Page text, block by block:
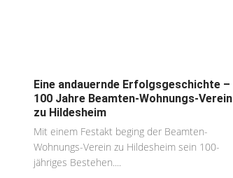
Eine andauernde Erfolgsgeschichte –
100 Jahre Beamten-Wohnungs-Verein
zu Hildesheim
Mit einem Festakt beging der Beamten-
Wohnungs-Verein zu Hildesheim sein 100-
jähriges Bestehen....